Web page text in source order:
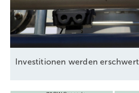
Investitionen werdenerschwert